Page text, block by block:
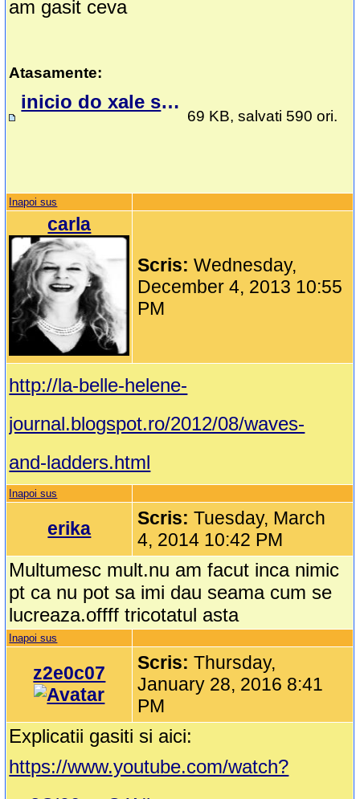
am gasit ceva
Atasamente:
inicio do xale summit.docx
69 KB, salvati 590 ori.
Inapoi sus
carla
Scris:Wednesday,
December 4, 2013 10:55
PM
http://la-belle-helene-
journal.blogspot.ro/2012/08/waves-
and-ladders.html
Inapoi sus
erika Scris:Tuesday, March
4, 2014 10:42 PM
Multumesc mult.nu am facut inca nimic
pt ca nu pot sa imi dau seama cum se
lucreaza.offff tricotatul asta
Inapoi sus
z2e0c07 Scris:Thursday,
January 28, 2016 8:41
PM
Explicatii gasiti si aici:
https://www.youtube.com/watch?